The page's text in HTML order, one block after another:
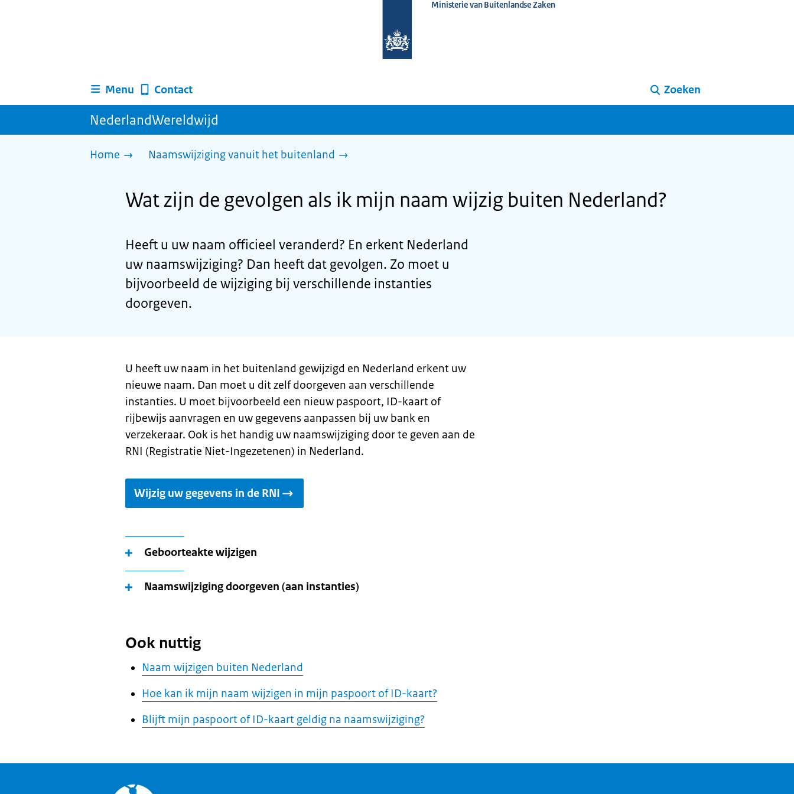
homepage
Ministerie van Buitenlandse Zaken
Menu Contact Zoeken
NederlandWereldwijd
Home Naamswijziging vanuit het buitenland
Wat zijn de gevolgen als ik mijn naam wijzig buiten Nederland?
Heeft u uw naam officieel veranderd? En erkent Nederland
uw naamswijziging? Dan heeft dat gevolgen. Zo moet u
bijvoorbeeld de wijziging bij verschillende instanties
doorgeven.
U heeft uw naam in het buitenland gewijzigd en Nederland erkent uw
nieuwe naam. Dan moet u dit zelf doorgeven aan verschillende
instanties. U moet bijvoorbeeld een nieuw paspoort, ID-kaart of
rijbewijs aanvragen en uw gegevens aanpassen bij uw bank en
verzekeraar. Ook is het handig uw naamswijziging door te geven aan de
RNI (Registratie Niet-Ingezetenen) in Nederland.
Wijzig uw gegevens in de RNI
Geboorteakte wijzigen
Naamswijziging doorgeven (aan instanties)
Ook nuttig
Naam wijzigen buiten Nederland
Hoe kan ik mijn naam wijzigen in mijn paspoort of ID-kaart?
Blijft mijn paspoort of ID-kaart geldig na naamswijziging?